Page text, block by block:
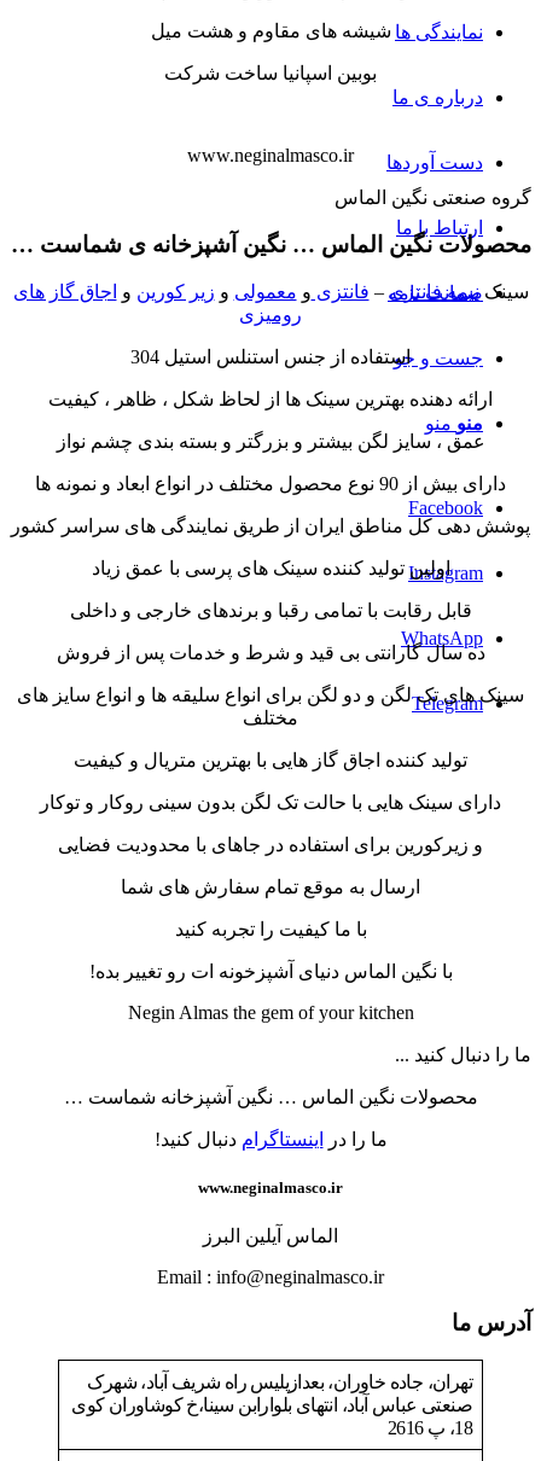
نمایندگی ها
درباره ی ما
دست آوردها
ارتباط با ما
ضمانت نامه
جست و جو
منو منو
Facebook
Instagram
WhatsApp
Telegram
شیشه های مقاوم و هشت میل
بوبین اسپانیا ساخت شرکت
www.neginalmasco.ir
گروه صنعتی نگین الماس
محصولات نگین الماس … نگین آشپزخانه ی شماست …
سینکنیمه فانتزی – فانتزی و معمولی و زیر کورین و اجاق گاز های
رومیزی
استفاده از جنس استنلس استیل 304
ارائه دهنده بهترین سینک ها از لحاظ شکل ، ظاهر ، کیفیت
عمق ، سایز لگن بیشتر و بزرگتر و بسته بندی چشم نواز
دارای بیش از 90 نوع محصول مختلف در انواع ابعاد و نمونه ها
پوشش دهی کل مناطق ایران از طریق نمایندگی های سراسر کشور
اولین تولید کننده سینک های پرسی با عمق زیاد
قابل رقابت با تمامی رقبا و برندهای خارجی و داخلی
ده سال گارانتی بی قید و شرط و خدمات پس از فروش
سینک های تک لگن و دو لگن برای انواع سلیقه ها و انواع سایز های
مختلف
تولید کننده اجاق گاز هایی با بهترین متریال و کیفیت
دارای سینک هایی با حالت تک لگن بدون سینی روکار و توکار
و زیرکورین برای استفاده در جاهای با محدودیت فضایی
ارسال به موقع تمام سفارش های شما
با ما کیفیت را تجربه کنید
با نگین الماس دنیای آشپزخونه ات رو تغییر بده!
Negin Almas the gem of your kitchen
ما را دنبال کنید ...
محصولات نگین الماس … نگین آشپزخانه شماست …
ما را در اینستاگرام دنبال کنید!
www.neginalmasco.ir
الماس آیلین البرز
Email : info@neginalmasco.ir
آدرس ما
تهران، جاده خاوران، بعدازپلیس راه شریف آباد، شهرک
صنعتی عباس آباد، انتهای بلوارابن سینا،خ کوشاوران کوی
18، پ 2616